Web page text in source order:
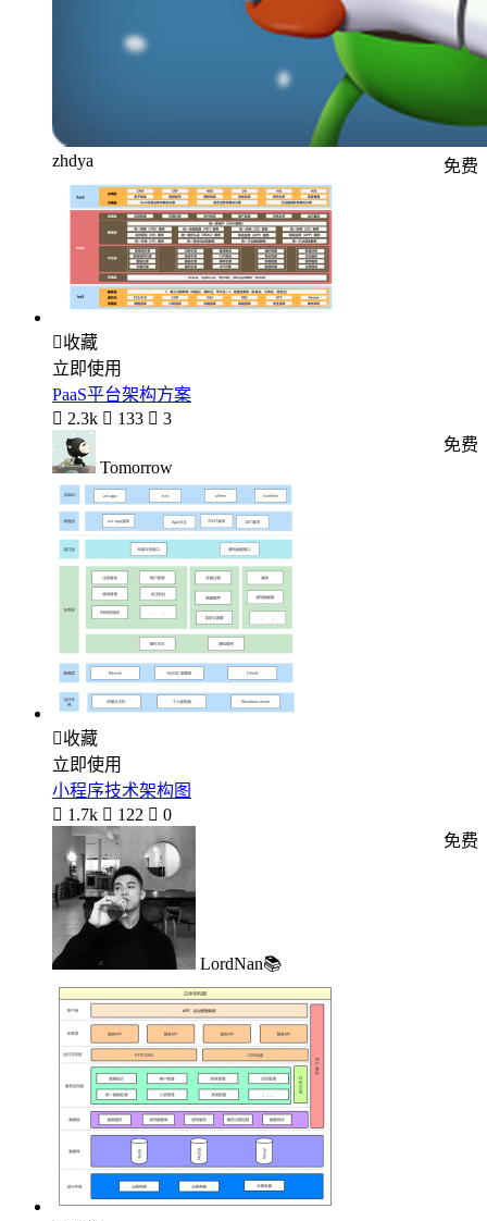
zhdya 免费
收藏
立即使用
PaaS平台架构方案
 2.3k  133  3
Tomorrow
免费
收藏
立即使用
小程序技术架构图
 1.7k  122  0
LordNan📚
免费